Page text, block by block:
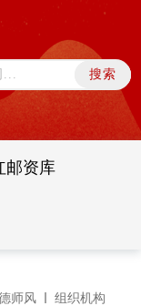
邮资库
师风 组织机构